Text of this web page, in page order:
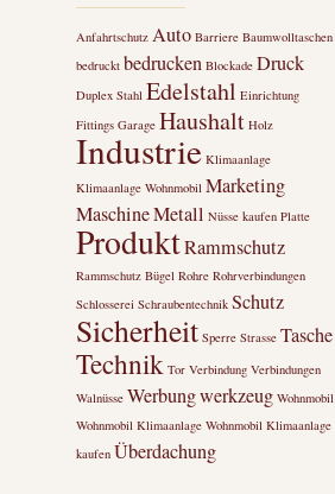
Anfahrtschutz Auto Barriere Baumwolltaschen
bedruckt bedrucken Blockade Druck
Duplex Stahl Edelstahl Einrichtung
Fittings Garage Haushalt Holz
Industrie Klimaanlage
Klimaanlage Wohnmobil Marketing
MaschineMetall Nüsse kaufen Platte
ProduktRammschutz
Rammschutz Bügel Rohre Rohrverbindungen
Schlosserei Schraubentechnik Schutz
Sicherheit Sperre Strasse Tasche
Technik Tor Verbindung Verbindungen
Walnüsse Werbungwerkzeug Wohnmobil
Wohnmobil Klimaanlage Wohnmobil Klimaanlage
kaufen Überdachung